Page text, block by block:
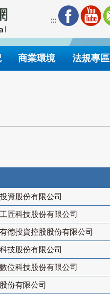
:::
商業環境 法規專區
資股份有限公司
匠科技股份有限公司
德投資控股股份有限公司
技股份有限公司
位科技股份有限公司
份有限公司